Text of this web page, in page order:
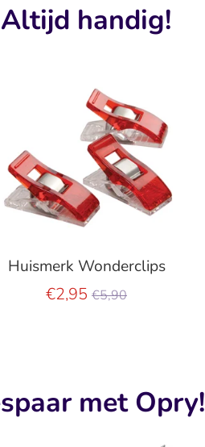
Altijd handig!
Huismerk Wonderclips
€2,95 Normale
€5,90
met Opry!